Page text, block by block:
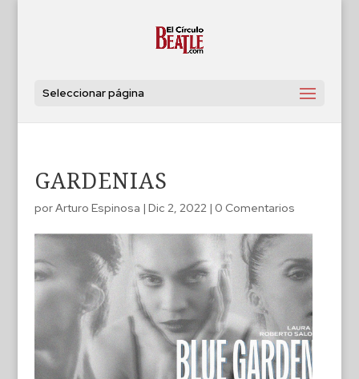
Seleccionar página
GARDENIAS
porArturo Espinosa | Dic 2, 2022| 0 Comentarios